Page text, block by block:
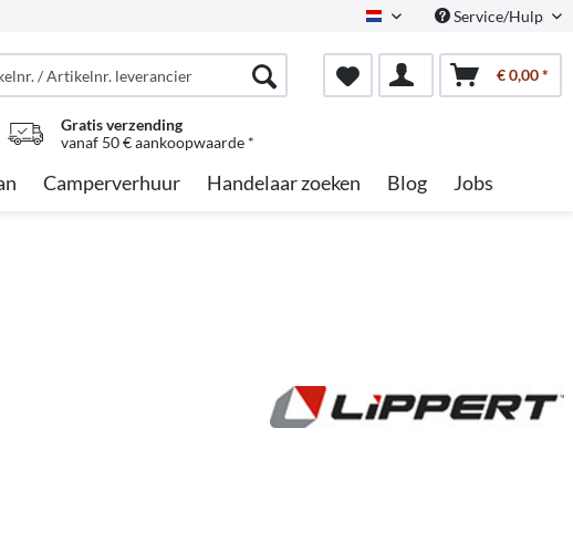
Dutch Service/Hulp
€ 0,00 *
Gratis verzending
vanaf 50 € aankoopwaarde *
Camperverhuur Handelaar zoeken Blog Jobs